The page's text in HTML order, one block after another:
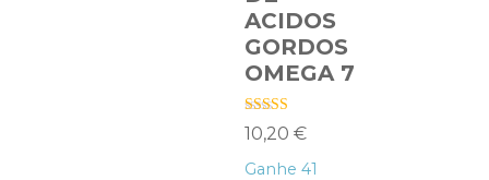
ACIDOS
GORDOS
OMEGA 7
Avaliação
4.60
10,20 €
Ganhe 41